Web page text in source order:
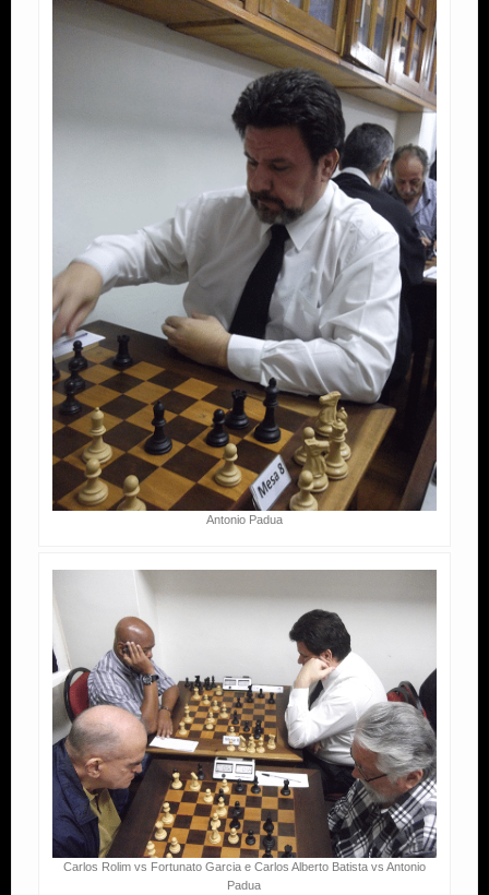
Antonio Padua
Carlos Rolim vs Fortunato Garcia e Carlos Alberto Batista vs Antonio
Padua